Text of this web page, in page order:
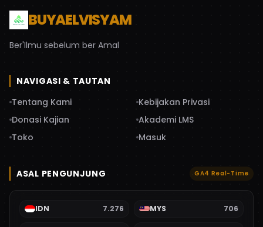
BUYAELVISYAM
Ber'Ilmu sebelum ber Amal
NAVIGASI & TAUTAN
Tentang Kami
Kebijakan Privasi
Donasi Kajian
Akademi LMS
Toko
Masuk
ASAL PENGUNJUNG GA4 Real-Time
IDN 7.276 MYS 706